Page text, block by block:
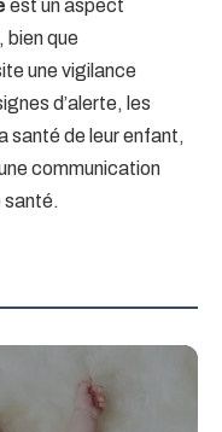
est un aspect
bien que
une vigilance
d’alerte, les
santé de leur enfant,
communication
santé.